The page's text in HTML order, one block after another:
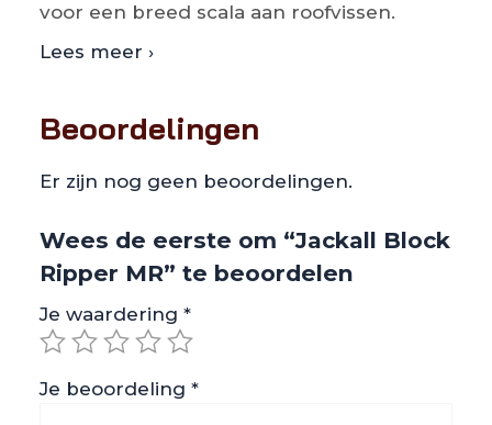
voor een breed scala aan roofvissen.
Lees meer ›
Beoordelingen
Er zijn nog geen beoordelingen.
Wees de eerste om “Jackall Block
Ripper MR” te beoordelen
Je waardering *
Je beoordeling *